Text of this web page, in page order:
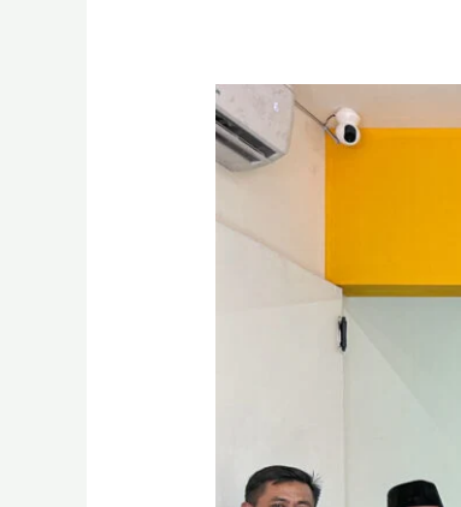
BSI
Maslahat
Resmikan
BMT
Maslahat,